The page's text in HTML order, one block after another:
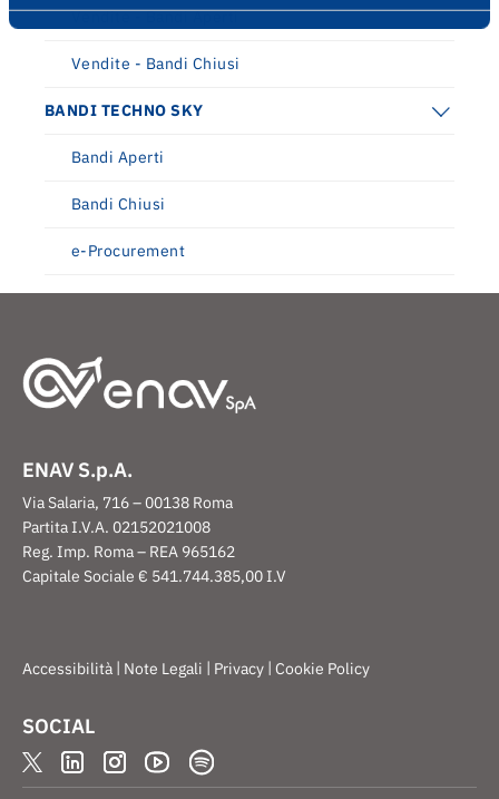
Vendite - Bandi Aperti
Vendite - Bandi Chiusi
BANDI TECHNO SKY
Bandi Aperti
Bandi Chiusi
e-Procurement
ENAV S.p.A.
Via Salaria, 716 – 00138 Roma
Partita I.V.A. 02152021008
Reg. Imp. Roma – REA 965162
Capitale Sociale € 541.744.385,00 I.V
Accessibilità | Note Legali | Privacy | Cookie Policy
SOCIAL